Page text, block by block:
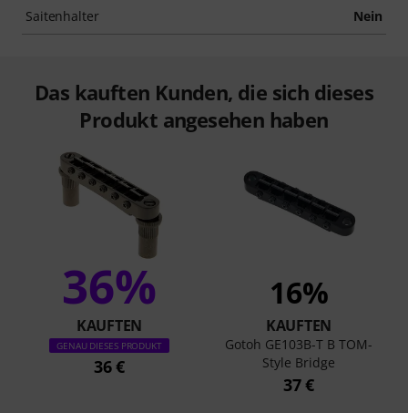
Saitenhalter Nein
Das kauften Kunden, die sich dieses
Produkt angesehen haben
36%
KAUFTEN
GENAU DIESES PRODUKT
36 €
16%
KAUFTEN
Gotoh GE103B-T B TOM-
Style Bridge
37 €